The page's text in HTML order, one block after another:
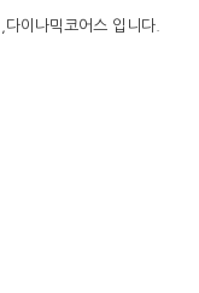
다이나믹코어스 입니다.